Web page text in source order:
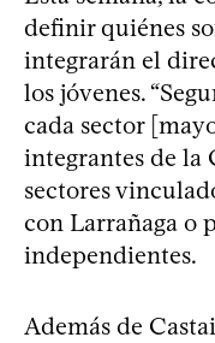
definir quiénes
integrarán el
los jóvenes.
cada sector
integrantes de la
sectores
con Larrañaga o
independientes.
Además de